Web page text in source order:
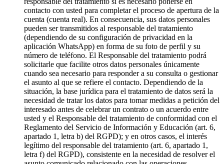
contacto con usted para completar el proceso de apertura de la
cuenta (cuenta real). En consecuencia, sus datos personales
pueden ser transmitidos al responsable del tratamiento
(dependiendo de su configuración de privacidad en la
aplicación WhatsApp) en forma de su foto de perfil y su
número de teléfono. El Responsable del tratamiento podrá
solicitarle que facilite otros datos personales únicamente
cuando sea necesario para responder a su consulta o gestionar
el asunto al que se refiere el contacto. Dependiendo de la
situación, la base jurídica para el tratamiento de datos será la
necesidad de tratar los datos para tomar medidas a petición del
interesado antes de celebrar un contrato o un acuerdo entre
usted y el Responsable del tratamiento de conformidad con el
Reglamento del Servicio de Información y Educación (art. 6,
apartado 1, letra b) del RGPD); y en otros casos, el interés
legítimo del responsable del tratamiento (art. 6, apartado 1,
letra f) del RGPD), consistente en la necesidad de resolver el